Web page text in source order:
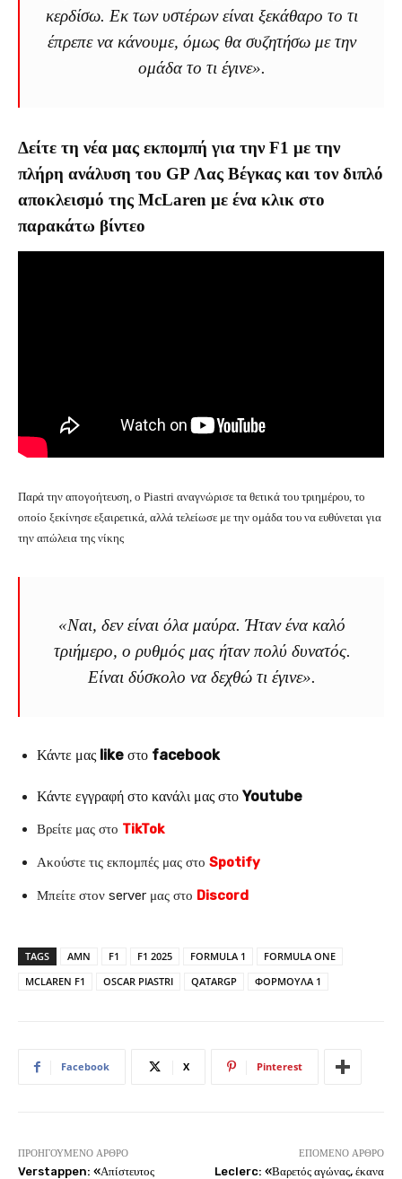
κερδίσω. Εκ των υστέρων είναι ξεκάθαρο το τι
έπρεπε να κάνουμε, όμως θα συζητήσω με την
ομάδα το τι έγινε».
Δείτε τη νέα μας εκπομπή για την F1 με την
πλήρη ανάλυση του GP Λας Βέγκας και τον διπλό
αποκλεισμό της McLaren με ένα κλικ στο
παρακάτω βίντεο
Παρά την απογοήτευση, o Piastri αναγνώρισε τα θετικά του τριημέρου, το
οποίο ξεκίνησε εξαιρετικά, αλλά τελείωσε με την ομάδα του να ευθύνεται για
την απώλεια της νίκης
«Ναι, δεν είναι όλα μαύρα. Ήταν ένα καλό
τριήμερο, ο ρυθμός μας ήταν πολύ δυνατός.
Είναι δύσκολο να δεχθώ τι έγινε».
Κάντε μας like στο facebook
Κάντε εγγραφή στο κανάλι μας στο Youtube
Βρείτε μας στο TikTok
Ακούστε τις εκπομπές μας στο Spotify
Μπείτε στον server μας στο Discord
TAGS AMN F1 F1 2025 FORMULA 1
FORMULA ONE
MCLAREN F1
OSCAR PIASTRI QATARGP ΦΟΡΜΟΥΛΑ 1
Facebook X Pinterest
ΠΡΟΗΓΟΎΜΕΝΟ ΆΡΘΡΟ
Verstappen: «Απίστευτος
ΕΠΌΜΕΝΟ ΆΡΘΡΟ
Leclerc: «Βαρετός αγώνας, έκανα